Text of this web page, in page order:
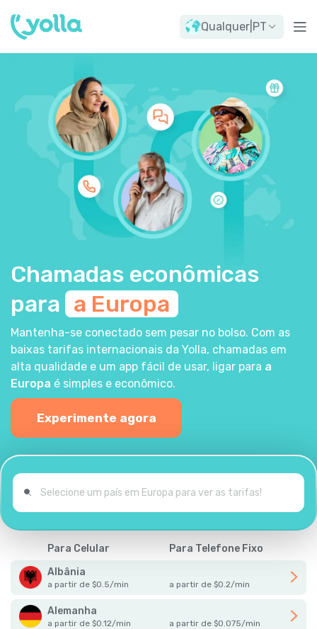
Qualquer PT
Chamadas econômicas
para a Europa
Mantenha-se conectado sem pesar no bolso. Com as
baixas tarifas internacionais da Yolla, chamadas em
alta qualidade e um app fácil de usar, ligar para a
Europa é simples e econômico.
Experimente agora
Para Celular
Para Telefone Fixo
Albânia
a partir de $0.5/min a partir de $0.2/min
Alemanha
a partir de $0.12/min a partir de $0.075/min